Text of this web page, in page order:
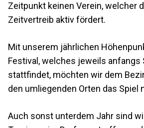
Zeitpunkt keinen Verein, welcher
Zeitvertreib aktiv fördert.
Mit unserem jährlichen
Festival, welches jeweils anfangs
stattfindet, möchten wir dem
den umliegenden Orten das Spiel
Auch sonst unterdem Jahr sind